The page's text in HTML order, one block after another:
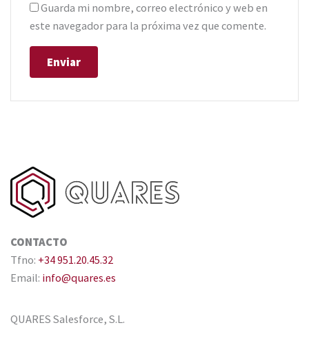
Guarda mi nombre, correo electrónico y web en
este navegador para la próxima vez que comente.
CONTACTO
Tfno: +34 951.20.45.32
Email: info@quares.es
QUARES Salesforce, S.L.